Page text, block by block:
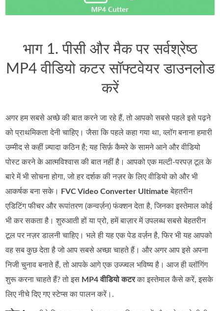
भाग 1. पीसी और मैक पर सर्वश्रेष्ठ
MP4 वीडियो कटर सॉफ्टवेयर डाउनलोड
करें
अगर हम सबसे अच्छे की बात करने जा रहे हैं, तो आपको सबसे पहले इसे पढ़ने
को प्राथमिकता देनी चाहिए। जैसा कि पहले कहा गया था, व्लॉग बनाना हमारी
उम्मीद से कहीं ज़्यादा कठिन है; यह सिर्फ़ कैमरे के सामने आने और वीडियो
पोस्ट करने के आत्मविश्वास की बात नहीं है। आपको एक मल्टी‑परपज़ टूल के
बारे में भी सोचना होगा, जो हर दर्शक की नज़र के लिए वीडियो को और भी
आकर्षक बना सके।
FVC Video Converter Ultimate बेहतरीन
एडिटिंग फीचर और रूपांतरण (कन्वर्ज़न) फंक्शन देता है, जिनका इस्तेमाल कोई
भी कर सकता है। शुरुआती हों या प्रो, हमें बाज़ार में उपलब्ध सबसे बेहतरीन
टूल पर नज़र डालनी चाहिए। भले ही यह एक पेड वर्ज़न है, फिर भी यह आपको
वह सब कुछ देता है जो आप सबसे अच्छा चाहते हैं। और अगर आप इसे अपना
निजी चुनाव बनाते हैं, तो आपके आगे एक उज्ज्वल भविष्य है। आज ही व्लॉगिंग
शुरू करना चाहते हैं? तो इस MP4 वीडियो कटरका इस्तेमाल कैसे करें, इसके
लिए नीचे दिए गए स्टेप्स का पालन करें।.